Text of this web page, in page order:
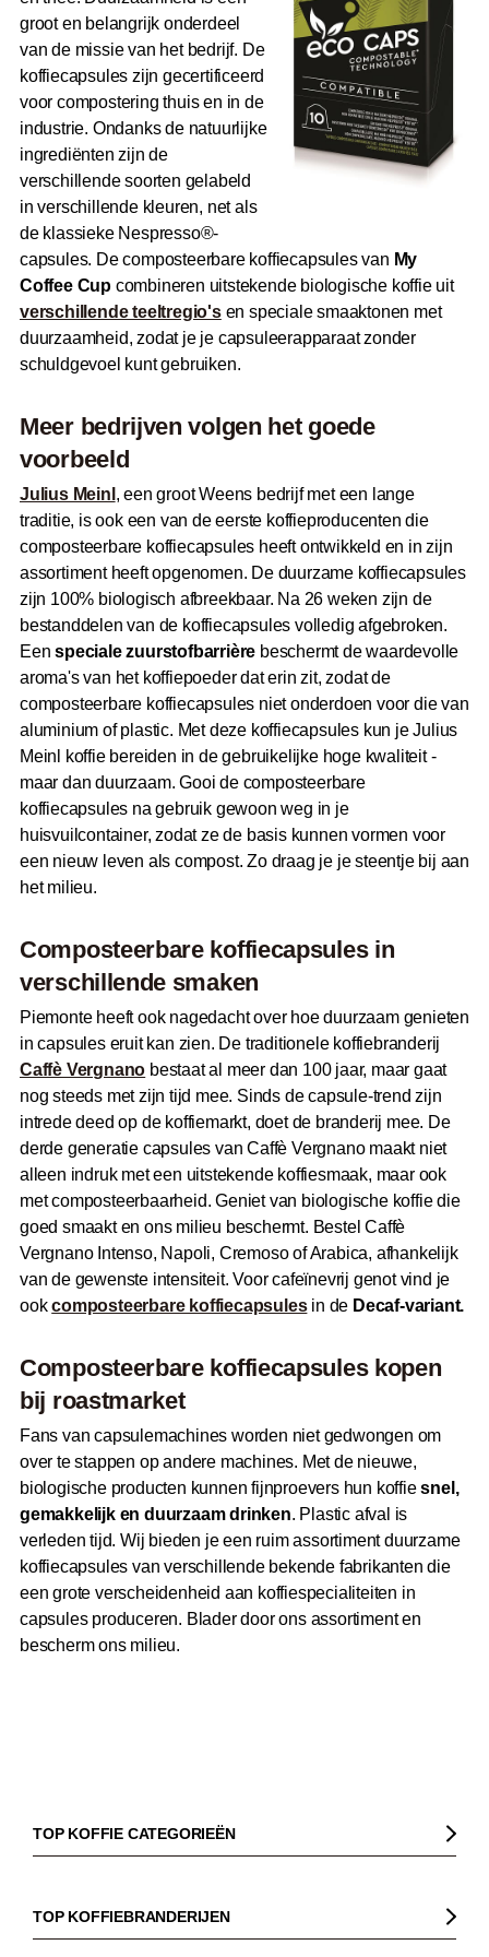
groot en belangrijk onderdeel
van de missie van het bedrijf. De
koffiecapsules zijn gecertificeerd
voor compostering thuis en in de
industrie. Ondanks de natuurlijke
ingrediënten zijn de
verschillende soorten gelabeld
in verschillende kleuren, net als
de klassieke Nespresso®-
capsules. De composteerbare koffiecapsules van My
Coffee Cup combineren uitstekende biologische koffie uit
verschillende teeltregio'sen speciale smaaktonen met
duurzaamheid, zodat je je capsuleerapparaat zonder
schuldgevoel kunt gebruiken.
Meer bedrijven volgen het goede
voorbeeld
Julius Meinl , een groot Weens bedrijf met een lange
traditie, is ook een van de eerste koffieproducenten die
composteerbare koffiecapsules heeft ontwikkeld en in zijn
assortiment heeft opgenomen. De duurzame koffiecapsules
zijn 100% biologisch afbreekbaar. Na 26 weken zijn de
bestanddelen van de koffiecapsules volledig afgebroken.
Eenspeciale zuurstofbarrière beschermt de waardevolle
aroma's van het koffiepoeder dat erin zit, zodat de
composteerbare koffiecapsules niet onderdoen voor die van
aluminium of plastic. Met deze koffiecapsules kun je Julius
Meinl koffie bereiden in de gebruikelijke hoge kwaliteit -
maar dan duurzaam. Gooi de composteerbare
koffiecapsules na gebruik gewoon weg in je
huisvuilcontainer, zodat ze de basis kunnen vormen voor
een nieuw leven als compost. Zo draag je je steentje bij aan
het milieu.
Composteerbare koffiecapsules in
verschillende smaken
Piemonte heeft ook nagedacht over hoe duurzaam genieten
in capsules eruit kan zien. De traditionele koffiebranderij
Caffè Vergnano bestaat al meer dan 100 jaar, maar gaat
nog steeds met zijn tijd mee. Sinds de capsule-trend zijn
intrede deed op de koffiemarkt, doet de branderij mee. De
derde generatie capsules van Caffè Vergnano maakt niet
alleen indruk met een uitstekende koffiesmaak, maar ook
met composteerbaarheid. Geniet van biologische koffie die
goed smaakt en ons milieu beschermt. Bestel Caffè
Vergnano Intenso, Napoli, Cremoso of Arabica, afhankelijk
van de gewenste intensiteit. Voor cafeïnevrij genot vind je
ookcomposteerbare koffiecapsulesin de Decaf-variant.
Composteerbare koffiecapsules kopen
bij roastmarket
Fans van capsulemachines worden niet gedwongen om
over te stappen op andere machines. Met de nieuwe,
biologische producten kunnen fijnproevers hun koffiesnel,
gemakkelijk en duurzaam drinken. Plastic afval is
verleden tijd. Wij bieden je een ruim assortiment duurzame
koffiecapsules van verschillende bekende fabrikanten die
een grote verscheidenheid aan koffiespecialiteiten in
capsules produceren. Blader door ons assortiment en
bescherm ons milieu.
TOP KOFFIE CATEGORIEËN
Koffiebonen
Biologische koffie
TOP KOFFIEBRANDERIJEN